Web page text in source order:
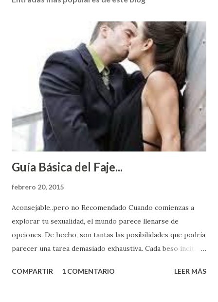
Guía Básica del Faje...
febrero 20, 2015
Aconsejable..pero no Recomendado Cuando comienzas a
explorar tu sexualidad, el mundo parece llenarse de
opciones. De hecho, son tantas las posibilidades que podría
parecer una tarea demasiado exhaustiva. Cada beso incita
partes de ti que jamás hubieras imaginado. El problema es
COMPARTIR 1 COMENTARIO LEER MÁS